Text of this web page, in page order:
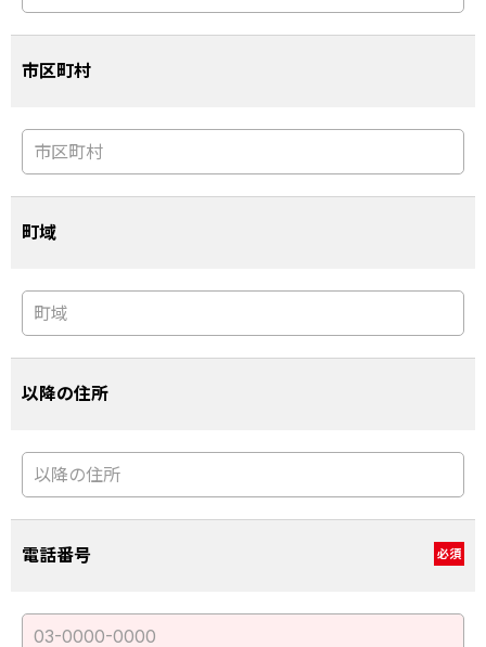
市区町村
町域
以降の住所
電話番号 必須